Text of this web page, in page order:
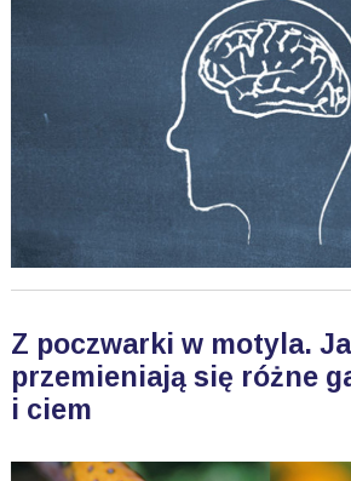
Z poczwarki w motyla.
przemieniają się różne
i ciem
ARTYKUŁY
F FILMY
G GALERIA
REGULAMIN
KONTAKT